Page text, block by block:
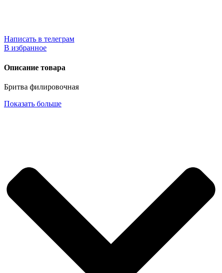
Написать в телеграм
В избранное
Описание товара
Бритва филировочная
Показать больше